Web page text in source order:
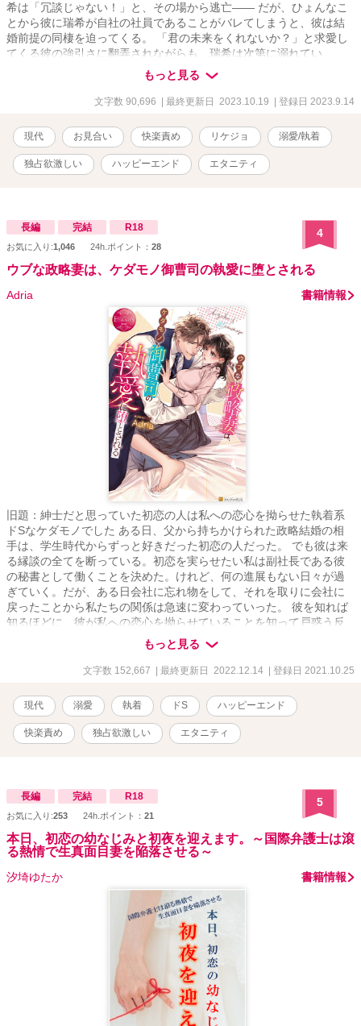
希は「冗談じゃない！」と、その場から逃亡―― だが、ひょんなこ
とから彼に瑞希が自社の社員であることがバレてしまうと、彼は結
婚前提の同棲を迫ってくる。 「君の未来をくれないか？」と求愛し
てくる彼の強引さに翻弄されながらも、瑞希は次第に溺れてい
き…… 《エブリスタ、ムーンにも投稿しています》
もっと見る
文字数 90,696 | 最終更新日 2023.10.19 | 登録日 2023.9.14
現代 お見合い 快楽責め リケジョ 溺愛/執着
独占欲激しい ハッピーエンド エタニティ
長編 完結 R18
お気に入り:1,046 24h.ポイント： 28
4
ウブな政略妻は、ケダモノ御曹司の執愛に堕とされる
Adria 書籍情報
旧題：紳士だと思っていた初恋の人は私への恋心を拗らせた執着系
ドSなケダモノでした ある日、父から持ちかけられた政略結婚の相
手は、学生時代からずっと好きだった初恋の人だった。 でも彼は来
る縁談の全てを断っている。初恋を実らせたい私は副社長である彼
の秘書として働くことを決めた。けれど、何の進展もない日々が過
ぎていく。だが、ある日会社に忘れ物をして、それを取りに会社に
戻ったことから私たちの関係は急速に変わっていった。 彼を知れば
知るほどに、彼が私への恋心を拗らせていることを知って戸惑う反
面嬉しさもあり、私への執着を隠さない彼のペースに翻弄されてい
もっと見る
文字数 152,667 | 最終更新日 2022.12.14 | 登録日 2021.10.25
現代 溺愛 執着 ドS ハッピーエンド
快楽責め 独占欲激しい エタニティ
長編 完結 R18
お気に入り:253 24h.ポイント： 21
5
本日、初恋の幼なじみと初夜を迎えます。～国際弁護士は滾
る熱情で生真面目妻を陥落させる～
汐埼ゆたか 書籍情報